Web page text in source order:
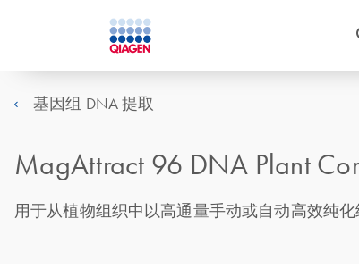
基因组 DNA 提取
MagAttract 96 DNA Plant
用于从植物组织中以高通量手动或自动高效纯